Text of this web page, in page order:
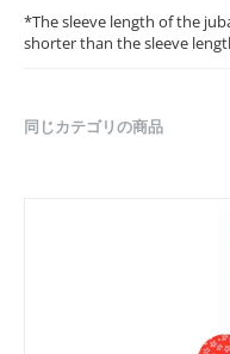
*The sleeve length of the
shorter than the sleeve
同じカテゴリの商品